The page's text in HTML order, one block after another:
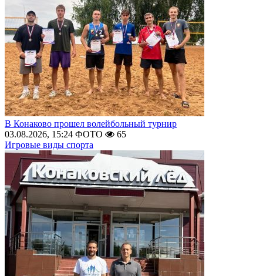
В Конаково прошел волейбольный турнир
03.08.2026, 15:24 ФОТО
65
Игровые виды спорта